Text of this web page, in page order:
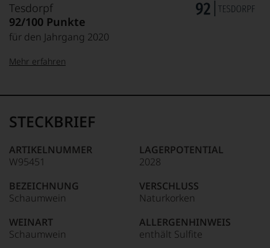
Tesdorpf
92/100 Punkte
für den Jahrgang 2020
95–98 Punkte:
90–94 Punkte:
Name
Tesdorpf
für
»Fine
für
die
edlen
Weine
der
Welt,
Mehr erfahren
STECKBRIEF
ARTIKELNUMMER
W95451
BEZEICHNUNG
Schaumwein
WEINART
Schaumwein
LAGERPOTENTIAL
2028
VERSCHLUSS
Naturkorken
ALLERGENHINWEIS
enthält Sulfite